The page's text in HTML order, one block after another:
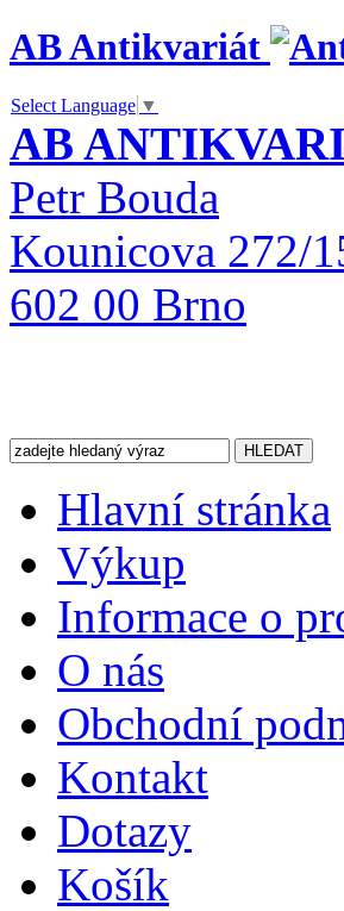
AB Antikvariát
Select Language ▼
AB
Petr Bouda
Kounicova 272/
602 00 Brno
Hlavní stránka
Výkup
Informace o
O nás
Obchodní
Kontakt
Dotazy
Košík